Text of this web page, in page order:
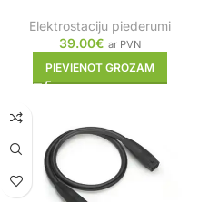
Elektrostaciju piederumi
39.00€ ar PVN
PIEVIENOT GROZAM